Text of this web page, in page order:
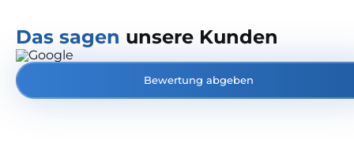
Das sagen unsere Kunden
Bewertung abgeben